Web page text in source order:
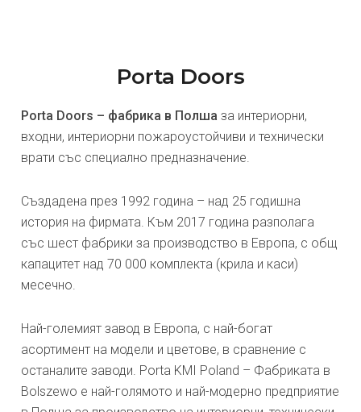
Porta Doors
Porta Doors – фабрика в Полша за интериорни,
входни, интериорни пожароустойчиви и технически
врати със специално предназначение.
Създадена през 1992 година – над 25 годишна
история на фирмата. Към 2017 година разполага
със шест фабрики за производство в Европа, с общ
капацитет над 70 000 комплекта (крила и каси)
месечно.
Най-големият завод в Европа, с най-богат
асортимент на модели и цветове, в сравнение с
останалите заводи. Porta KMI Poland – Фабриката в
Bolszewo е най-голямото и най-модерно предприятие